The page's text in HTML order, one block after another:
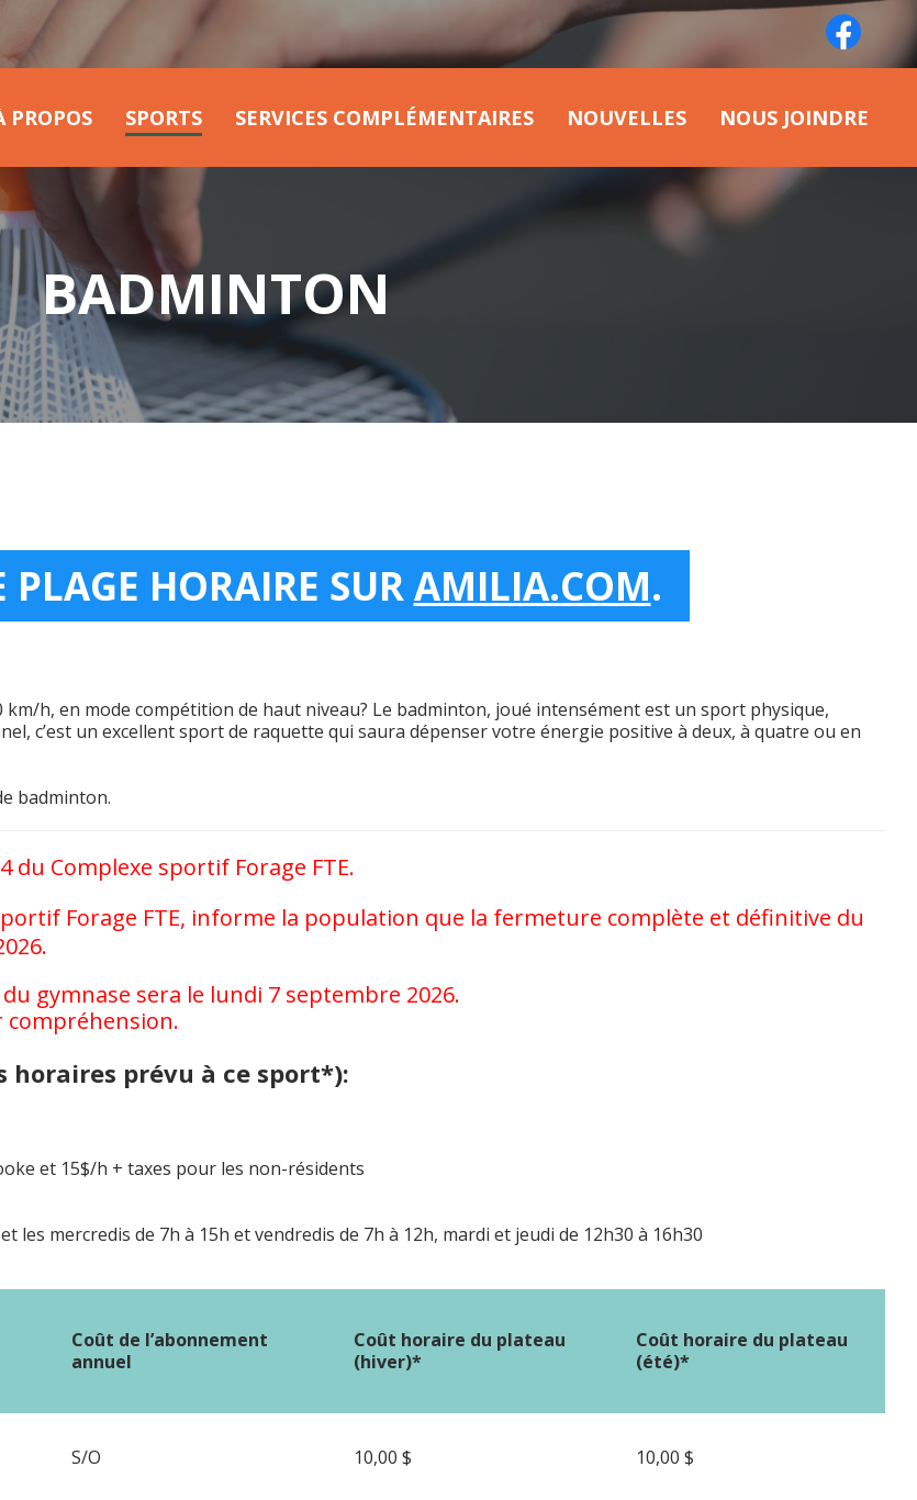
PROPOS SPORTS SERVICES COMPLÉMENTAIRES NOUVELLES NOUS JOINDRE
BADMINTON
PLAGE HORAIRE SURAMILIA.COM.
h, en mode compétition de haut niveau? Le badminton, joué intensément est un sport physique,
c’est un excellent sport de raquette qui saura dépenser votre énergie positive à deux, à quatre ou en
badminton.
du Complexe sportif Forage FTE.
Forage FTE, informe la population que la fermeture complète et définitive du
gymnase sera le lundi 7 septembre 2026.
compréhension.
horaires prévu à ce sport*):
et 15$/h + taxes pour les non-résidents
les mercredis de 7h à 15h et vendredis de 7h à 12h, mardi et jeudi de 12h30 à 16h30
Coût de l’abonnement
annuel
Coût horaire du plateau
(hiver)*
Coût horaire du plateau
(été)*
S/O 10,00 $ 10,00 $